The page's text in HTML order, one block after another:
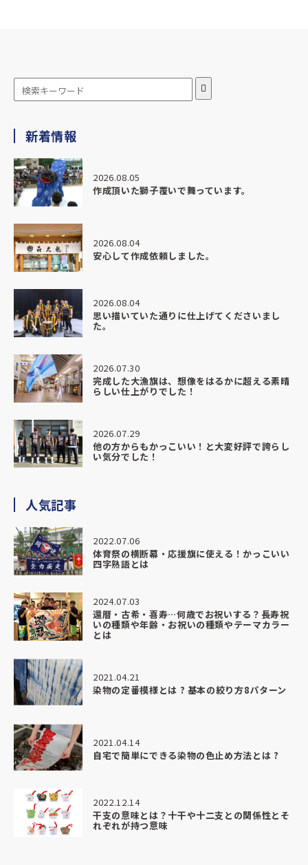
2026.04.28
うございました。
納期がかなりタイトな中でのご相談にも関わらず、
最初から最後までとても丁寧にご対応いただき、安心してお
任せすることができました。
こちらの想いや背景までしっかり汲み取ってくださり、
ただ「作る」だけではなく、意味のある形に仕上げていただ
完成した部旗は想像以上の仕上がりで、
色味や迫力、質感すべてにおいて本当に素晴らしく、
た。
生徒たちも上から身を乗り出して見ているほどで、
チームとしての一体感がより強くなったように感じていま
す。
今回の部旗は、これから先も長くチームを支えてくれる存在
に嬉しく思っています。
納期・対応・仕上がり、すべてにおいて大満足です。
また機会がありましたら、ぜひお願いさせていただきたいで
す。
心より感謝申し上げます。
★★★★★
2026.04.20
漁師さんに大漁旗をプレゼントの際に、こちらにお願いしま
した。
丁寧且つ親切にご対応くださり、品もクオリティが高く、ま
ありがとうございました。
2026.03.24
和食おばんざい屋さんの暖簾を制作いただきました。
対応も丁寧で商品もとっても満足の仕上がりです
新着情報
2026.08.05
作成頂いた獅子覆いで舞っています。
2026.08.04
安心して作成依頼しました。
2026.08.04
思い描いていた通りに仕上げてくださいまし
た。
2026.07.30
完成した大漁旗は、想像をはるかに超える素晴
らしい仕上がりでした！
2026.07.29
他の方からもかっこいい！と大変好評で誇らし
い気分でした！
人気記事
2022.07.06
体育祭の横断幕・応援旗に使える！かっこいい
四字熟語とは
2024.07.03
還暦・古希・喜寿…何歳でお祝いする？長寿祝
いの種類や年齢・お祝いの種類やテーマカラー
とは
2021.04.21
染物の定番模様とは ? 基本の絞り方8パターン
2021.04.14
自宅で簡単にできる染物の色止め方法とは ?
2022.12.14
干支の意味とは？十干や十二支との関係性とそ
れぞれが持つ意味